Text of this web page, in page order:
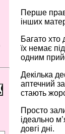
Перше
інших
Багато хто
їх немає
одним
Декілька
аптечний
стають
Просто
ідеально
довгі дні.